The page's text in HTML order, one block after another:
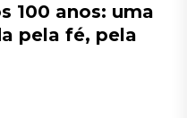
100 anos: uma
pela fé, pela